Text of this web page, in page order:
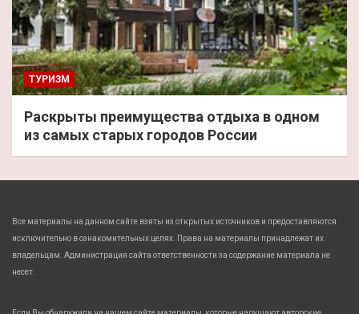
ТУРИЗМ
Раскрыты преимущества отдыха в одном
из самых старых городов России
Все материалы на данном сайте взяты из открытых источников и предоставляются
исключительно в ознакомительных целях. Права на материалы принадлежат их
владельцам. Администрация сайта ответственности за содержание материала не
несет.